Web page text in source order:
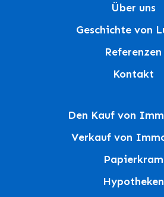
Über uns
Geschichte von
Referenzen
Kontakt
Den Kauf von
Verkauf von
Papierkram
Hypotheken